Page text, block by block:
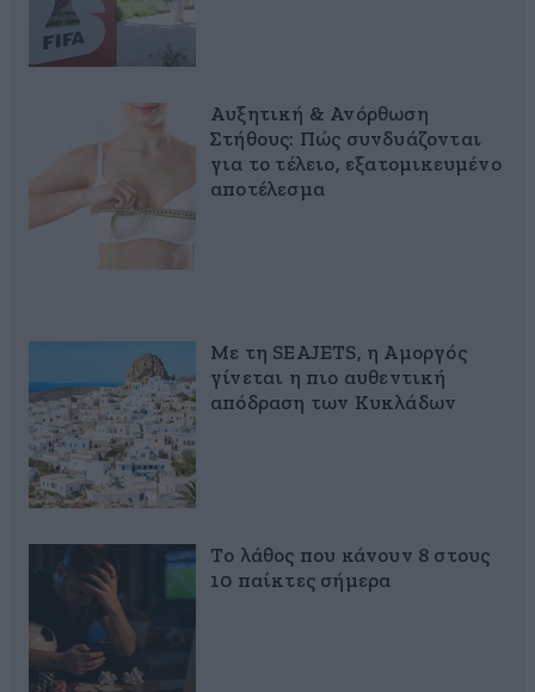
Αυξητική & Ανόρθωση
Στήθους: Πώς συνδυάζονται
για το τέλειο, εξατομικευμένο
αποτέλεσμα
Με τη SEAJETS, η Αμοργός
γίνεται η πιο αυθεντική
απόδραση των Κυκλάδων
Το λάθος που κάνουν 8 στους
10 παίκτες σήμερα